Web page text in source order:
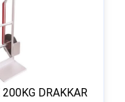
DRAKKAR